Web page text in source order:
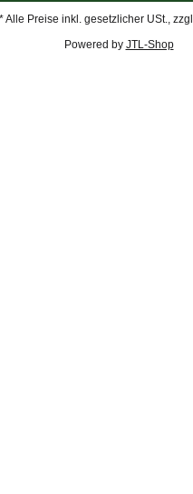
* Alle Preise inkl. gesetzlicher USt., zzgl.
Powered by JTL-Shop